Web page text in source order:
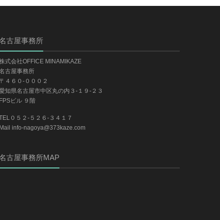
古屋事務所
式会社OFFICE MINAMIKAZE
古屋事務所
４６０-０００２
知県名古屋市中区丸の内３-１９-２３
ビル ９階
０５２-５２６-３４１７
info-nagoya@373kaze.com
古屋事務所MAP